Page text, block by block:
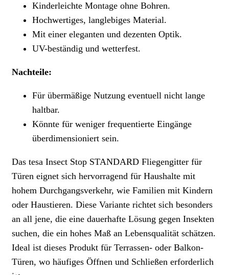
Kinderleichte Montage ohne Bohren.
Hochwertiges, langlebiges Material.
Mit einer eleganten und dezenten Optik.
UV-beständig und wetterfest.
Nachteile:
Für übermäßige Nutzung eventuell nicht lange
haltbar.
Könnte für weniger frequentierte Eingänge
überdimensioniert sein.
Das tesa Insect Stop STANDARD Fliegengitter für
Türen eignet sich hervorragend für Haushalte mit
hohem Durchgangsverkehr, wie Familien mit Kindern
oder Haustieren. Diese Variante richtet sich besonders
an all jene, die eine dauerhafte Lösung gegen Insekten
suchen, die ein hohes Maß an Lebensqualität schätzen.
Ideal ist dieses Produkt für Terrassen- oder Balkon-
Türen, wo häufiges Öffnen und Schließen erforderlich